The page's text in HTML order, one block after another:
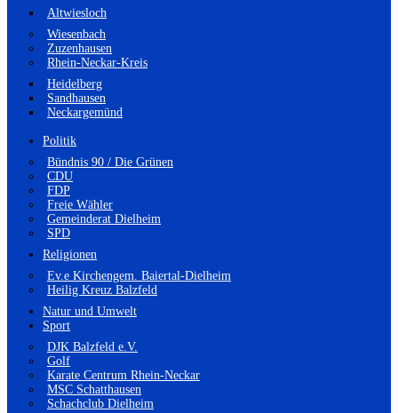
Altwiesloch
Wiesenbach
Zuzenhausen
Rhein-Neckar-Kreis
Heidelberg
Sandhausen
Neckargemünd
Politik
Bündnis 90 / Die Grünen
CDU
FDP
Freie Wähler
Gemeinderat Dielheim
SPD
Religionen
Ev.e Kirchengem. Baiertal-Dielheim
Heilig Kreuz Balzfeld
Natur und Umwelt
Sport
DJK Balzfeld e.V.
Golf
Karate Centrum Rhein-Neckar
MSC Schatthausen
Schachclub Dielheim